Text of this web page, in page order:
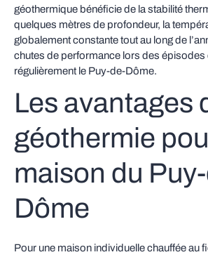
géothermique bénéficie de la stabilité
quelques mètres de profondeur, la
globalement constante tout au long de
chutes de performance lors des épisodes
régulièrement le Puy-de-Dôme.
Les avantages
géothermie
maison du
Dôme
Pour une maison individuelle chauffée au